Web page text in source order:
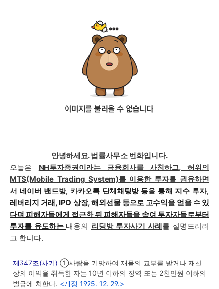
안녕하세요. 법률사무소 번화입니다.
오늘은
NH투자증권이라는 금융회사를 사칭하고, 허위의
MTS(Mobile Trading System)를이용한 투자를 권유하면
서 네이버 밴드방, 카카오톡 단체채팅방 등을 통해 지수 투자,
레버리지 거래, IPO 상장, 해외선물 등으로 고수익을 얻을 수 있
다며 피해자들에게 접근한 뒤 피해자들을 속여 투자자들로부터
투자를 유도하는 내용의 리딩방 투자사기 사례를 설명드리려
고 합니다.
제347조(사기) ①사람을 기망하여 재물의 교부를 받거나 재산
상의 이익을 취득한 자는 10년 이하의 징역 또는 2천만원 이하의
벌금에 처한다. <개정 1995. 12. 29.>